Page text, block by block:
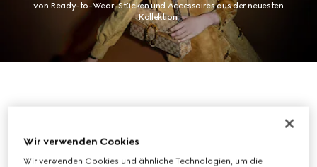
von Ready-to-Wear-Stücken und Accessoires aus der neuesten
Kollektion.
Wir verwenden Cookies
Wir verwenden Cookies und ähnliche Technologien, um die